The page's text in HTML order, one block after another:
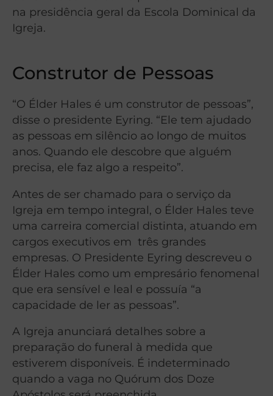
na presidência geral da Escola Dominical da
Igreja.
Construtor de Pessoas
“O Élder Hales é um construtor de pessoas”,
disse o presidente Eyring. “Ele tem ajudado
as pessoas em silêncio ao longo de muitos
anos. Quando ele descobre que alguém
precisa, ele faz algo a respeito”.
Antes de ser chamado para o serviço da
Igreja em tempo integral, o Élder Hales teve
uma carreira comercial distinta, atuando em
cargos executivos em três grandes
empresas. O Presidente Eyring descreveu o
Élder Hales como um empresário fenomenal
que era sensível e leal e possuía “a
capacidade de ler as pessoas”.
A Igreja anunciará detalhes sobre a
preparação do funeral à medida que
estiverem disponíveis. É indeterminado
quando a vaga no Quórum dos Doze